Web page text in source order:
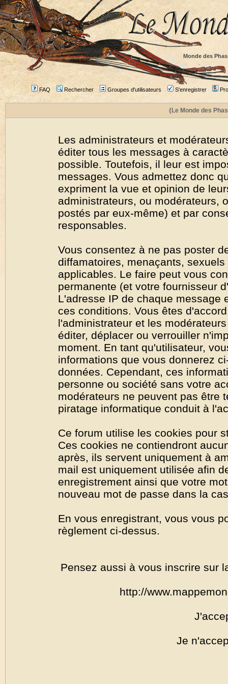
Monde des
FAQ Rechercher Groupes d'utilisateurs S'enregistrer
{Le Monde des
Les administrateurs et
éditer tous les messages à
possible. Toutefois, il leur est
messages. Vous admettez donc
expriment la vue et opinion de
administrateurs, ou modérateurs,
postés par eux-même) et par
responsables.
Vous consentez à ne pas poster
diffamatoires, menaçants,
applicables. Le faire peut vous
permanente (et votre fournisseur
L'adresse IP de chaque message
ces conditions. Vous êtes
l'administrateur et les
éditer, déplacer ou verrouiller
moment. En tant qu'utilisateur,
informations que vous donnerez
données. Cependant, ces
personne ou société sans votre
modérateurs ne peuvent pas être
piratage informatique conduit à
Ce forum utilise les cookies pour
Ces cookies ne contiendront
après, ils servent uniquement à
mail est uniquement utilisée afin
enregistrement ainsi que votre
nouveau mot de passe dans la
En vous enregistrant, vous vous
règlement ci-dessus.
Pensez aussi à vous inscrire sur
http://
Je